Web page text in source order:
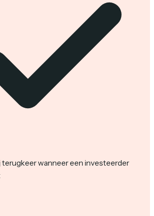
terugkeer wanneer een investeerder